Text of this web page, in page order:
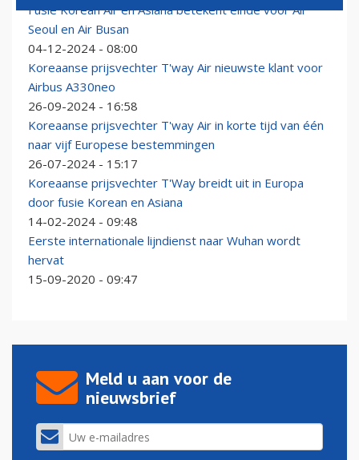
Fusie Korean Air en Asiana betekent einde voor Air
Seoul en Air Busan
04-12-2024 - 08:00
Koreaanse prijsvechter T'way Air nieuwste klant voor
Airbus A330neo
26-09-2024 - 16:58
Koreaanse prijsvechter T'way Air in korte tijd van één
naar vijf Europese bestemmingen
26-07-2024 - 15:17
Koreaanse prijsvechter T'Way breidt uit in Europa
door fusie Korean en Asiana
14-02-2024 - 09:48
Eerste internationale lijndienst naar Wuhan wordt
hervat
15-09-2020 - 09:47
Meld u aan voor de
nieuwsbrief